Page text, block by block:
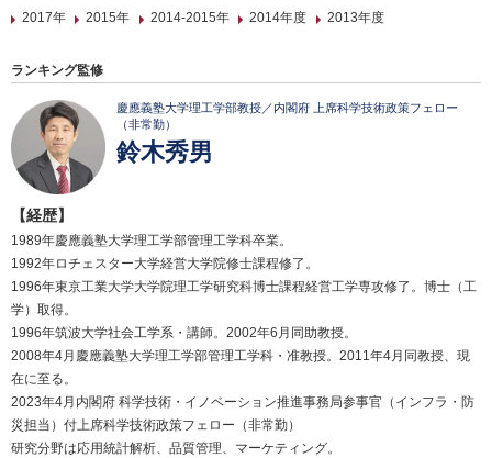
2017年
2015年 2014-2015年 2014年度 2013年度
ランキング監修
慶應義塾大学理工学部教授／内閣府 上席科学技術政策フェロー
（非常勤）
鈴木秀男
【経歴】
1989年慶應義塾大学理工学部管理工学科卒業。
1992年ロチェスター大学経営大学院修士課程修了。
1996年東京工業大学大学院理工学研究科博士課程経営工学専攻修了。博士（工
学）取得。
1996年筑波大学社会工学系・講師。2002年6月同助教授。
2008年4月慶應義塾大学理工学部管理工学科・准教授。2011年4月同教授、現
在に至る。
2023年4月内閣府 科学技術・イノベーション推進事務局参事官（インフラ・防
災担当）付上席科学技術政策フェロー（非常勤）
研究分野は応用統計解析、品質管理、マーケティング。